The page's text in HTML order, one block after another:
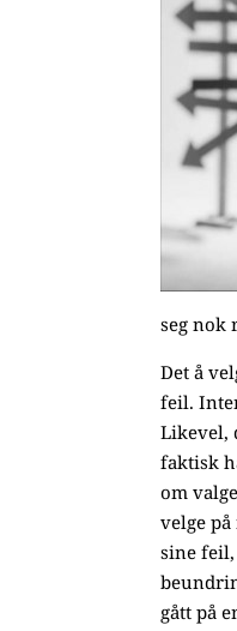
seg nok
Det å
feil.
Likevel,
faktisk
om
velge
sine feil,
gått på